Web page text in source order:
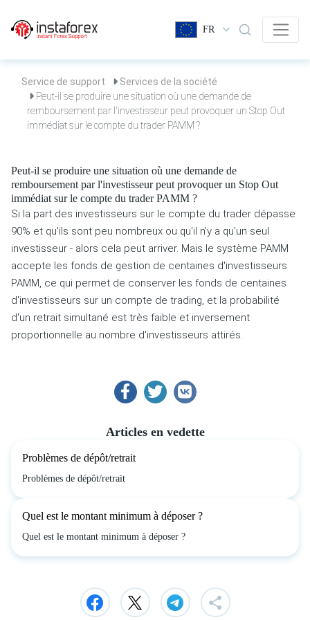
FR
Service de support
Services de la société
Peut-il se produire une situation où une demande de
remboursement par l'investisseur peut provoquer un Stop Out
immédiat sur le compte du trader PAMM ?
Peut-il se produire une situation où une demande de
remboursement par l'investisseur peut provoquer un Stop Out
immédiat sur le compte du trader PAMM ?
Si la part des investisseurs sur le compte du trader dépasse
90% et qu'ils sont peu nombreux ou qu'il n'y a qu'un seul
investisseur - alors cela peut arriver. Mais le système PAMM
accepte les fonds de gestion de centaines d'investisseurs
PAMM, ce qui permet de conserver les fonds de centaines
d'investisseurs sur un compte de trading, et la probabilité
d'un retrait simultané est très faible et inversement
proportionnelle au nombre d'investisseurs attirés.
Articles en vedette
Problèmes de dépôt/retrait
Problèmes de dépôt/retrait
Quel est le montant minimum à déposer ?
Quel est le montant minimum à déposer ?